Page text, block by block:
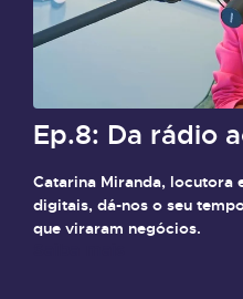
Ep.8: Da rádio
Catarina Miranda, locutora
digitais, dá-nos o seu
que viraram negócios.